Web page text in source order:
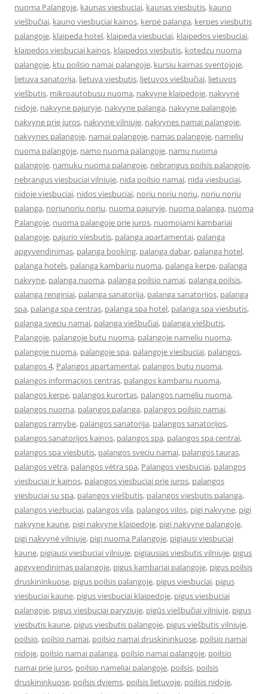
nuoma Palangoje, kaunas viesbuciai, kaunas viesbutis, kauno
viešbučiai, kauno viesbuciai kainos, kerpė palanga, kerpes viesbutis
palangoje, klaipeda hotel, klaipeda viesbuciai, klaipedos viesbuciai,
klaipedos viesbuciai kainos, klaipedos viesbutis, kotedzu nuoma
palangoje, ktu poilsio namai palangoje, kursiu kaimas sventojoje,
lietuva sanatorija, lietuva viesbutis, lietuvos viešbučiai, lietuvos
viešbutis, mikroautobusu nuoma, nakvyne klaipedoje, nakvynė
nidoje, nakvyne pajuryje, nakvyne palanga, nakvyne palangoje,
nakvyne prie juros, nakvyne vilniuje, nakvynes namai palangoje,
nakvynes palangoje, namai palangoje, namas palangoje, namelių
nuoma palangoje, namo nuoma palangoje, namu nuoma
palangoje, namuku nuoma palangoje, nebrangus poilsis palangoje,
nebrangus viesbuciai vilniuje, nida poilsio namai, nida viesbuciai,
nidoje viesbuciai, nidos viesbuciai, noriu noriu noriu, noriu noriu
palanga, noriunoriu noriu, nuoma pajuryje, nuoma palanga, nuoma
Palangoje, nuoma palangoje prie juros, nuomojami kambariai
palangoje, pajurio viesbutis, palanga apartamentai, palanga
apgyvendinimas, palanga booking, palanga dabar, palanga hotel,
palanga hotels, palanga kambariu nuoma, palanga kerpe, palanga
nakvyne, palanga nuoma, palanga poilsio namai, palanga poilsis,
palanga renginiai, palanga sanatorija, palanga sanatorijos, palanga
spa, palanga spa centras, palanga spa hotel, palanga spa viesbutis,
palanga sveciu namai, palanga viešbučiai, palanga viešbutis,
Palangoje, palangoje butu nuoma, palangoje nameliu nuoma,
palangoje nuoma, palangoje spa, palangoje viesbuciai, palangos,
palangos 4, Palangos apartamentai, palangos butu nuoma,
palangos informacijos centras, palangos kambariu nuoma,
palangos kerpe, palangos kurortas, palangos nameliu nuoma,
palangos nuoma, palangos palanga, palangos poilsio namai,
palangos ramybe, palangos sanatorija, palangos sanatorijos,
palangos sanatorijos kainos, palangos spa, palangos spa centrai,
palangos spa viesbutis, palangos sveciu namai, palangos tauras,
palangos vėtra, palangos vėtra spa, Palangos viesbuciai, palangos
viesbuciai ir kainos, palangos viesbuciai prie juros, palangos
viesbuciai su spa, palangos viešbutis, palangos viesbutis palanga,
palangos viezbuciai, palangos vila, palangos vilos, pigi nakvyne, pigi
nakvyne kaune, pigi nakvyne klaipedoje, pigi nakvyne palangoje,
pigi nakvynė vilniuje, pigi nuoma Palangoje, pigiausi viesbuciai
kaune, pigiausi viesbuciai vilniuje, pigiausias viesbutis vilniuje, pigus
apgyvendinimas palangoje, pigus kambariai palangoje, pigus poilsis
druskininkuose, pigus poilsis palangoje, pigus viesbuciai, pigus
viesbuciai kaune, pigus viesbuciai klaipedoje, pigus viesbuciai
palangoje, pigus viesbuciai paryziuje, pigūs viešbučiai vilniuje, pigus
viesbutis kaune, pigus viesbutis palangoje, pigus viešbutis vilniuje,
poilsio, poilsio namai, poilsio namai druskininkuose, poilsio namai
nidoje, poilsio namai palanga, poilsio namai palangoje, poilsio
namai prie juros, poilsio nameliai palangoje, poilsis, poilsis
druskininkuose, poilsis dviems, poilsis lietuvoje, poilsis nidoje,